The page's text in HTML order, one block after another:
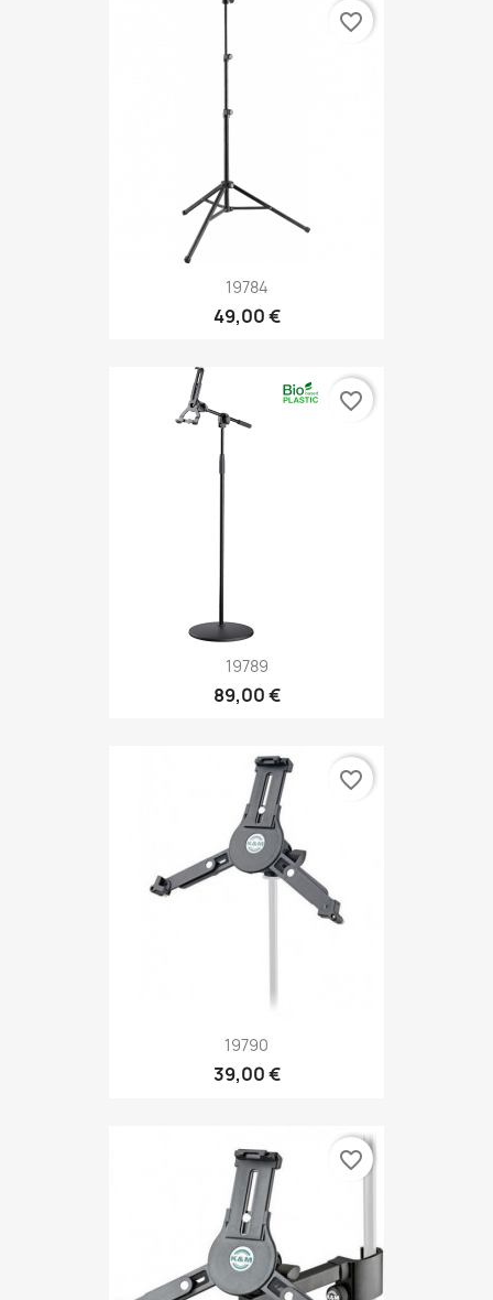
19784
49,00 €
favorite_border
19789
89,00 €
favorite_border
19790
39,00 €
favorite_border
favorite_border